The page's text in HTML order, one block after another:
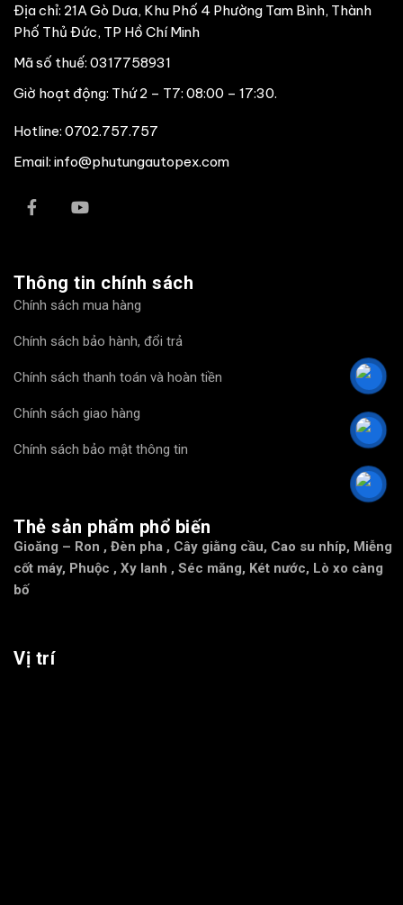
Địa chỉ: 21A Gò Dưa, Khu Phố 4 Phường Tam Bình, Thành
Phố Thủ Đức, TP Hồ Chí Minh
Mã số thuế: 0317758931
Giờ hoạt động: Thứ 2 – T7: 08:00 – 17:30.
Hotline: 0702.757.757
Email: info@phutungautopex.com
Thông tin chính sách
Chính sách mua hàng
Chính sách bảo hành, đổi trả
Chính sách thanh toán và hoàn tiền
Chính sách giao hàng
Chính sách bảo mật thông tin
Thẻ sản phẩm phổ biến
Gioăng – Ron , Đèn pha , Cây giằng cầu, Cao su nhíp, Miễng
cốt máy, Phuộc , Xy lanh , Séc măng, Két nước, Lò xo càng
bố
Vị trí